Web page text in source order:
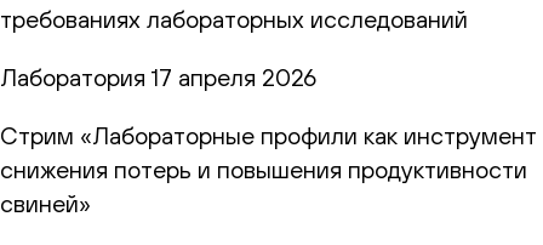
требованиях лабораторных исследований
Лаборатория 17 апреля 2026
Стрим «Лабораторные профили как инструмент
снижения потерь и повышения продуктивности
свиней»